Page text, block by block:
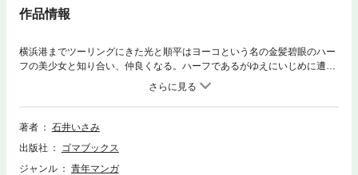
作品情報
横浜港までツーリングにきた光と順平はヨーコという名の金髪碧眼のハー
フの美少女と知り合い、仲良くなる。ハーフであるがゆえにいじめに遭
い、学校を中退し、あてどなく街をふらついていることを知る。いつかは
父親の母国であるアメリカに行きたいと語るヨーコ。そんなヨーコに性質
の悪い不良たちが襲いかかる！ 光はヨーコを救うことができるのか！？
著者
石井いさみ
出版社
ゴマブックス
ジャンル
青年マンガ